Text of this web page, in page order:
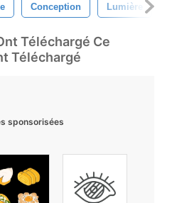
Conception Lumière
Téléchargé Ce
Téléchargé
sponsorisées